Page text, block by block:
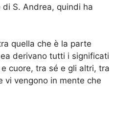
S. Andrea, quindi ha
quella che è la parte
derivano tutti i significati
cuore, tra sé e gli altri, tra
vi vengono in mente che